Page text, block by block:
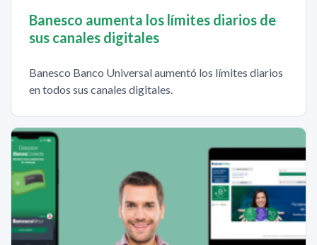
Banesco aumenta los límites diarios de
sus canales digitales
Banesco Banco Universal aumentó los límites diarios
en todos sus canales digitales.